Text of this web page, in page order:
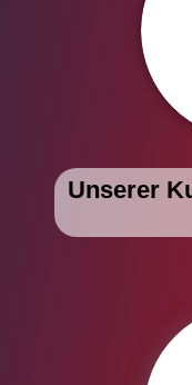
Unserer